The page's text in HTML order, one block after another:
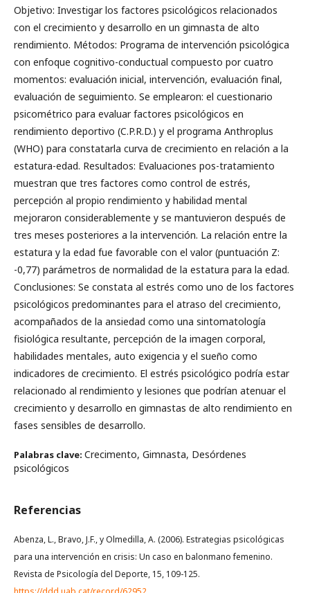
Objetivo: Investigar los factores psicológicos relacionados
con el crecimiento y desarrollo en un gimnasta de alto
rendimiento. Métodos: Programa de intervención psicológica
con enfoque cognitivo-conductual compuesto por cuatro
momentos: evaluación inicial, intervención, evaluación final,
evaluación de seguimiento. Se emplearon: el cuestionario
psicométrico para evaluar factores psicológicos en
rendimiento deportivo (C.P.R.D.) y el programa Anthroplus
(WHO) para constatarla curva de crecimiento en relación a la
estatura-edad. Resultados: Evaluaciones pos-tratamiento
muestran que tres factores como control de estrés,
percepción al propio rendimiento y habilidad mental
mejoraron considerablemente y se mantuvieron después de
tres meses posteriores a la intervención. La relación entre la
estatura y la edad fue favorable con el valor (puntuación Z:
-0,77) parámetros de normalidad de la estatura para la edad.
Conclusiones: Se constata al estrés como uno de los factores
psicológicos predominantes para el atraso del crecimiento,
acompañados de la ansiedad como una sintomatología
fisiológica resultante, percepción de la imagen corporal,
habilidades mentales, auto exigencia y el sueño como
indicadores de crecimiento. El estrés psicológico podría estar
relacionado al rendimiento y lesiones que podrían atenuar el
crecimiento y desarrollo en gimnastas de alto rendimiento en
fases sensibles de desarrollo.
Palabras clave: Crecimento, Gimnasta, Desórdenes
psicológicos
Referencias
Abenza, L., Bravo, J.F., y Olmedilla, A. (2006). Estrategias psicológicas
para una intervención en crisis: Un caso en balonmano femenino.
Revista de Psicología del Deporte, 15, 109-125.